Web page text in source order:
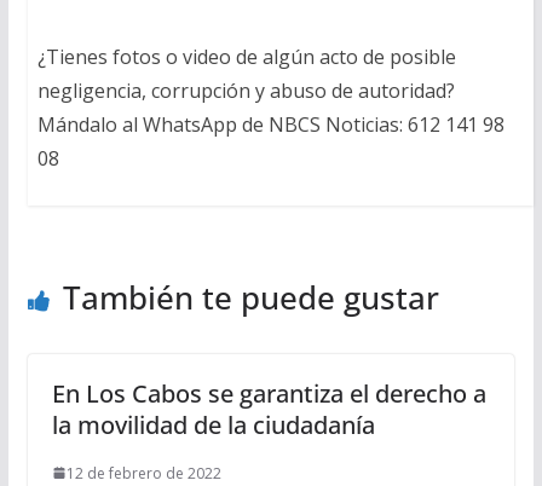
¿Tienes fotos o video de algún acto de posible
negligencia, corrupción y abuso de autoridad?
Mándalo al WhatsApp de NBCS Noticias: 612 141 98
08
También te puede gustar
En Los Cabos se garantiza el derecho a
la movilidad de la ciudadanía
12 de febrero de 2022